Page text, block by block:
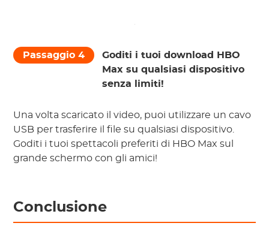
Passaggio 4
Goditi i tuoi download HBO
Max su qualsiasi dispositivo
senza limiti!
Una volta scaricato il video, puoi utilizzare un cavo
USB per trasferire il file su qualsiasi dispositivo.
Goditi i tuoi spettacoli preferiti di HBO Max sul
grande schermo con gli amici!
Conclusione